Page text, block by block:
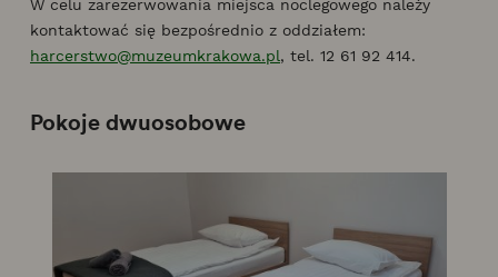
W celu zarezerwowania miejsca noclegowego należy
kontaktować się bezpośrednio z oddziałem:
harcerstwo@muzeumkrakowa.pl, tel. 12 61 92 414.
Pokoje dwuosobowe